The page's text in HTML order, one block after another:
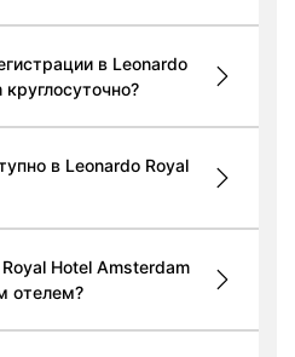
в Leonardo
в Leonardo Royal
Hotel Amsterdam
отелем?